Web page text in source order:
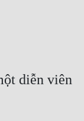
diễn viên